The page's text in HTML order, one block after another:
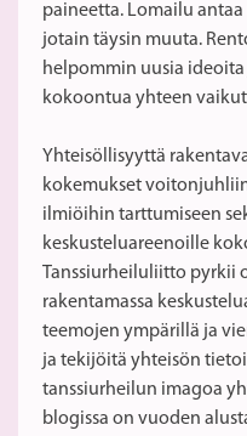
paineetta. Lomailu
jotain täysin muuta.
helpommin uusia
kokoontua yhteen
Yhteisöllisyyttä
kokemukset
ilmiöihin tarttumiseen
keskusteluareenoille
Tanssiurheiluliitto pyrkii
rakentamassa
teemojen ympärillä ja
ja tekijöitä yhteisön
tanssiurheilun imagoa
blogissa on vuoden